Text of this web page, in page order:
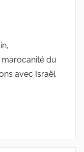
du
avec Israël